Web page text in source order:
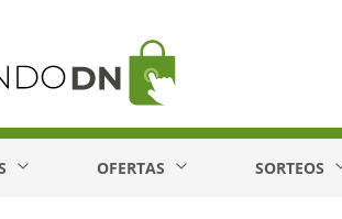
OFERTAS SORTEOS